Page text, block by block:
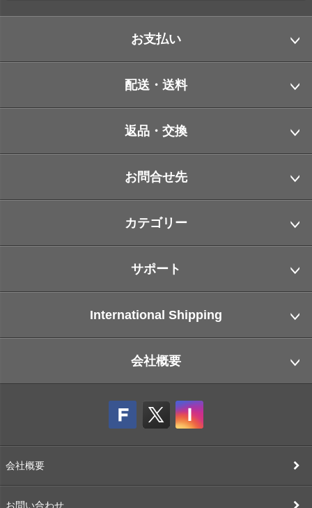
お支払い
配送・送料
返品・交換
お問合せ先
カテゴリー
サポート
International Shipping
会社概要
会社概要
お問い合わせ